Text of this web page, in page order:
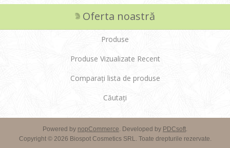
Oferta noastră
Produse
Produse Vizualizate Recent
Comparați lista de produse
Căutați
Powered by nopCommerce. Developed by PDCsoft.
Copyright © 2026 Biospot Cosmetics SRL. Toate drepturile rezervate.